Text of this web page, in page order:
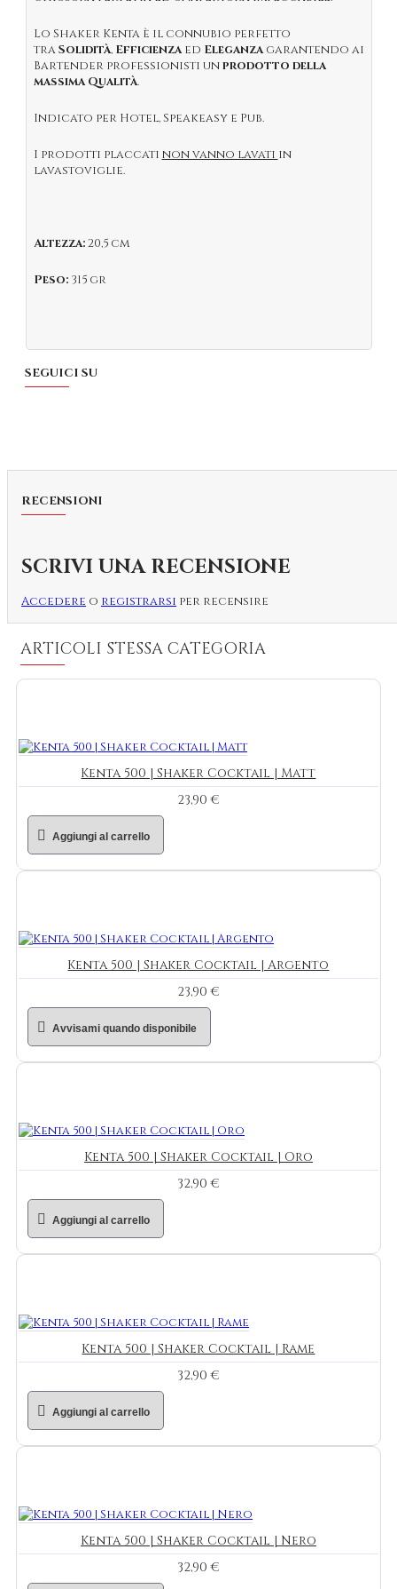
Lo Shaker Kenta è il connubio perfetto
traSolidità, Efficienzaed Eleganzagarantendo ai
Bartender professionisti unprodotto della
massima Qualità.
Indicato per Hotel, Speakeasy e Pub.
I prodotti placcati non vanno lavati in
lavastoviglie.
Altezza:20,5 cm
Peso:315 gr
SEGUICI SU
RECENSIONI
SCRIVI UNA RECENSIONE
Accedere o registrarsi per recensire
ARTICOLI STESSA CATEGORIA
Kenta 500 | Shaker Cocktail | Matt
23,90 €
Aggiungi al carrello
Kenta 500 | Shaker Cocktail | Argento
23,90 €
Avvisami quando disponibile
Kenta 500 | Shaker Cocktail | Oro
32,90 €
Aggiungi al carrello
Kenta 500 | Shaker Cocktail | Rame
32,90 €
Aggiungi al carrello
Kenta 500 | Shaker Cocktail | Nero
32,90 €